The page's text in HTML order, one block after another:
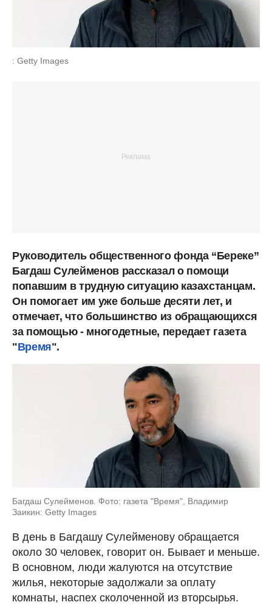
: Getty Images
Руководитель общественного фонда “Береке”
Багдаш Сулейменов рассказал о помощи
попавшим в трудную ситуацию казахстанцам.
Он помогает им уже больше десяти лет, и
отмечает, что большинство из обращающихся
за помощью - многодетные, передает газета
"Время".
Багдаш Сулейменов. Фото: газета "Время", Владимир
Заикин: Getty Images
В день в Багдашу Сулейменову обращается
около 30 человек, говорит он. Бывает и меньше.
В основном, люди жалуются на отсутствие
жилья, некоторые задолжали за оплату
комнаты, наспех сколоченной из вторсырья.